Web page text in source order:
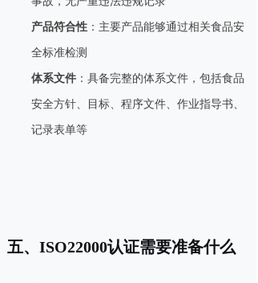
产品符合性 ：主要产品能够通过相关食品安
全标准检测
体系文件 ：具备完整的体系文件，包括食品
安全方针、目标、程序文件、作业指导书、
记录表单等
五、ISO22000认证需要准备什么